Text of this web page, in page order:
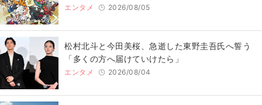
エンタメ 2026/08/05
松村北斗と今田美桜、急逝した東野圭吾氏へ誓う
「多くの方へ届けていけたら」
エンタメ 2026/08/04